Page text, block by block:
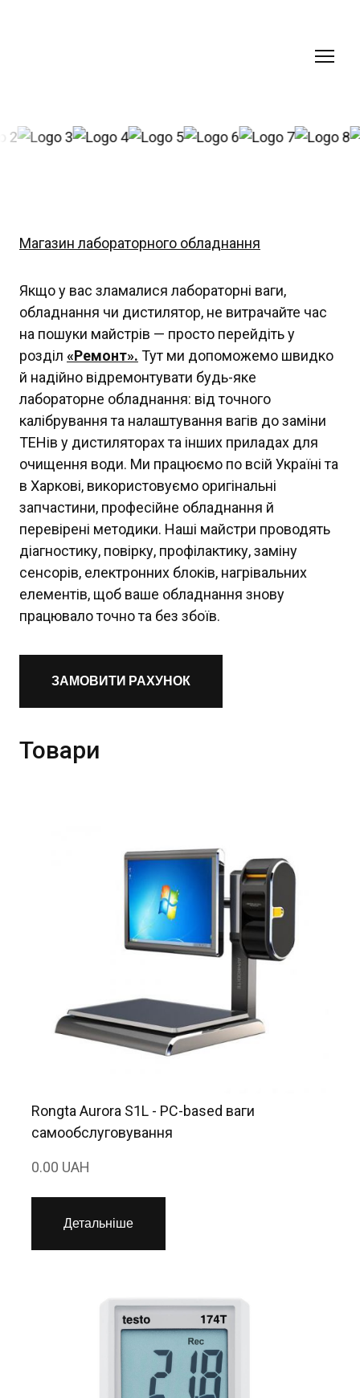
Магазин лабораторного обладнання
Якщо у вас зламалися лабораторні ваги,
обладнання чи дистилятор, не витрачайте час
на пошуки майстрів — просто перейдіть у
розділ «Ремонт». Тут ми допоможемо швидко
й надійно відремонтувати будь-яке
лабораторне обладнання: від точного
калібрування та налаштування вагів до заміни
ТЕНів у дистиляторах та інших приладах для
очищення води. Ми працюємо по всій Україні та
в Харкові, використовуємо оригінальні
запчастини, професійне обладнання й
перевірені методики. Наші майстри проводять
діагностику, повірку, профілактику, заміну
сенсорів, електронних блоків, нагрівальних
елементів, щоб ваше обладнання знову
працювало точно та без збоїв.
ЗАМОВИТИ РАХУНОК
Товари
Rongta Aurora S1L - PC-based ваги
самообслуговування
0.00 UAH
Детальніше